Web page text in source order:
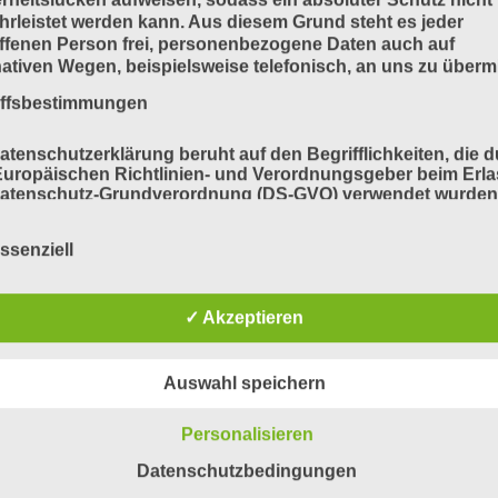
werden kann. Aus diesem Grund steht es jeder
Person frei, personenbezogene Daten auch auf
Wegen, beispielsweise telefonisch, an uns zu
beruht auf den Begrifflichkeiten, die
Richtlinien- und Verordnungsgeber beim
Grundverordnung (DS-GVO) verwendet
sein. Um dies zu gewährleisten, möchten wir vorab
in dieser Datenschutzerklärung unter anderem die
Personenbezogene Daten sind alle Informationen, die sich
✓ Akzeptieren
Auswahl speichern
Personalisieren
Datenschutzbedingungen